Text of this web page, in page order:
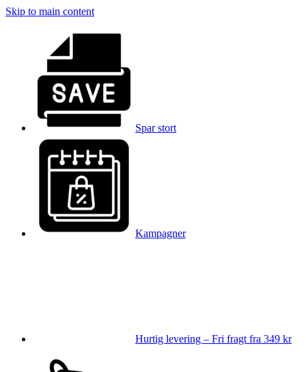
Skip to main content
Spar stort
Kampagner
Hurtig levering – Fri fragt fra 349 kr